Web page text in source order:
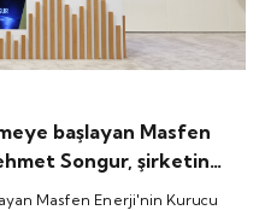
başlayan Masfen
Songur, şirketin
Masfen Enerji'nin Kurucu